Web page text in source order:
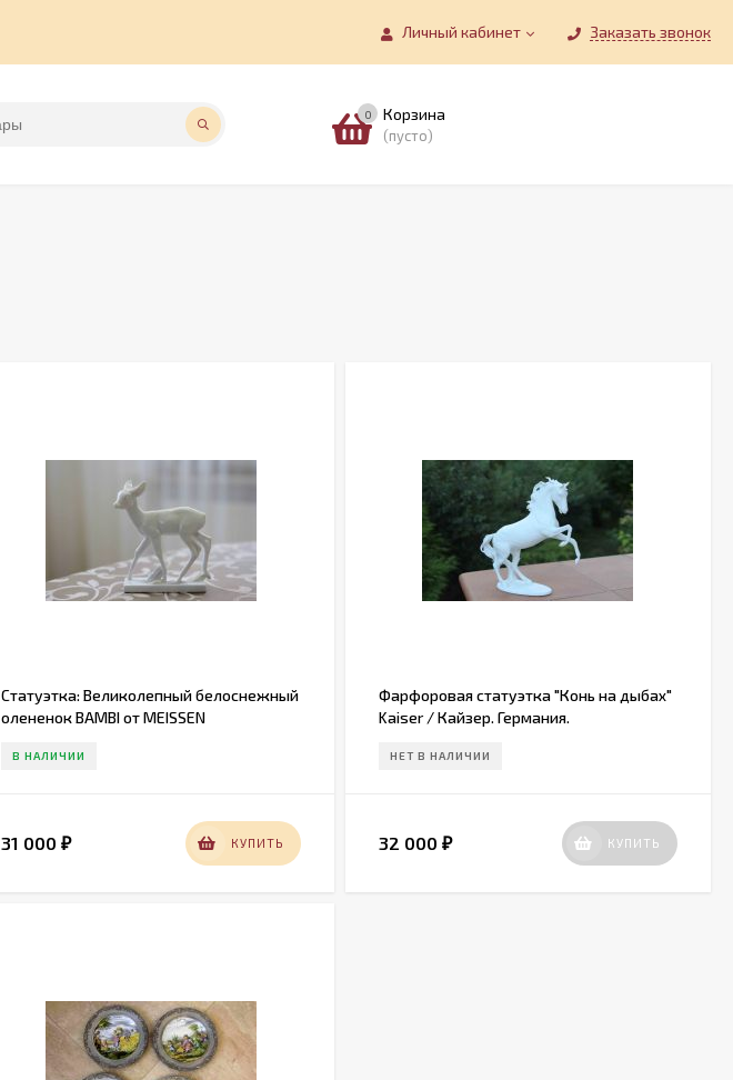
Личный кабинет Заказать звонок
0 Корзина
(пусто)
Статуэтка: Великолепный белоснежный
олененок BAMBI от MEISSEN
В НАЛИЧИИ
31 000₽ КУПИТЬ
Фарфоровая статуэтка "Конь на дыбах"
Kaiser / Кайзер. Германия.
НЕТ В НАЛИЧИИ
32 000 ₽ КУПИТЬ